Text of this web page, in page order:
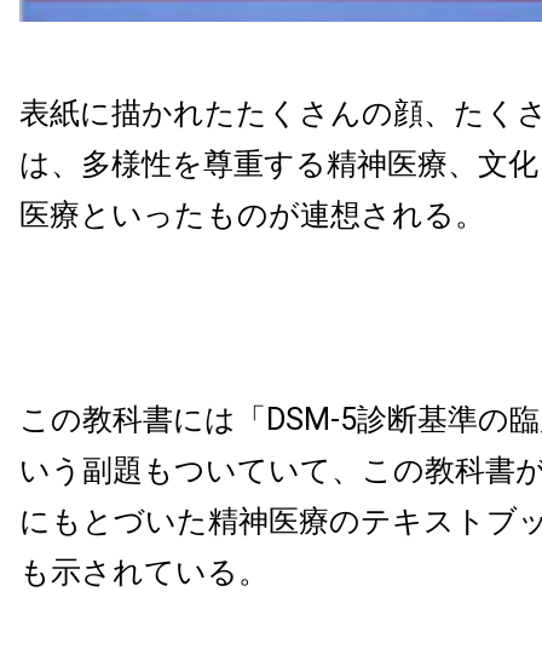
表紙に描かれたたくさんの顔、たく
は、多様性を尊重する精神医療、文
医療といったものが連想される。
この教科書には「DSM-5診断基準の
いう副題もついていて、この教科書
にもとづいた精神医療のテキストブ
も示されている。